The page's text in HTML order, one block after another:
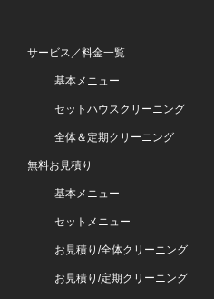
サービス／料金一覧
基本メニュー
セットハウスクリーニング
全体＆定期クリーニング
無料お見積り
基本メニュー
セットメニュー
お見積り/全体クリーニング
お見積り/定期クリーニング